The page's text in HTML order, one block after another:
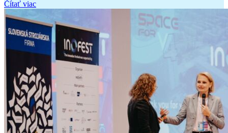
Čítať viac